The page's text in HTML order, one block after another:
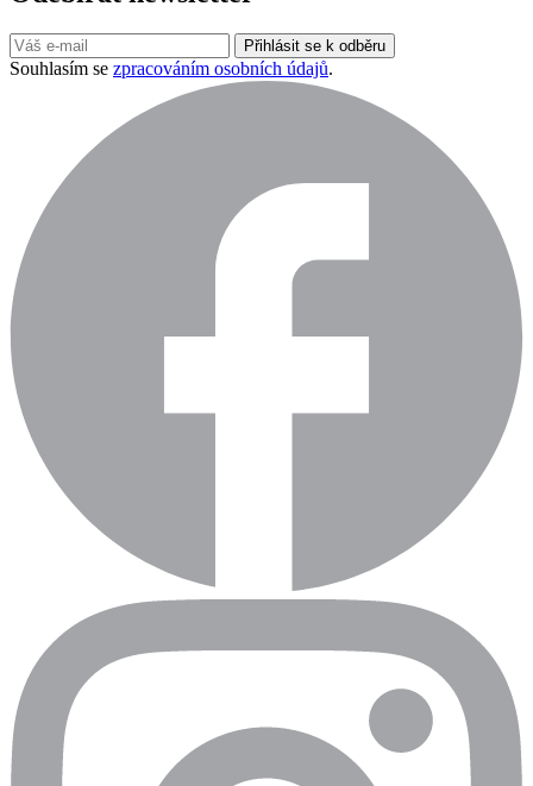
Přihlásit se k odběru
Souhlasím se zpracováním osobních údajů.